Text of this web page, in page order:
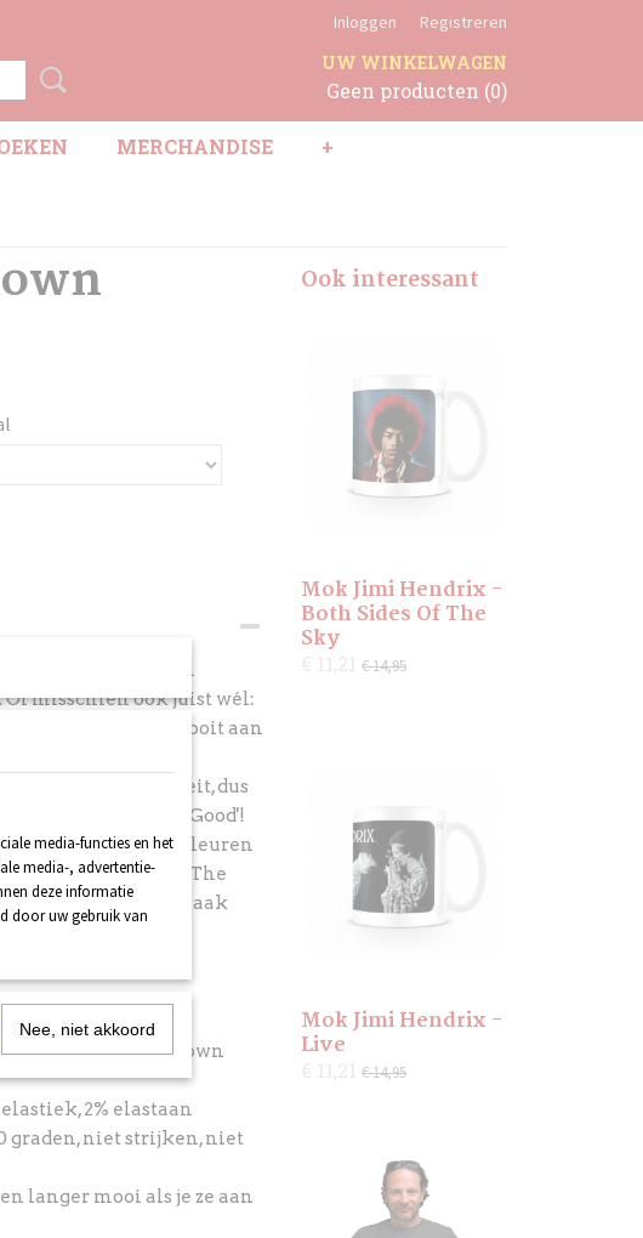
Inloggen Registreren
UW WINKELWAGEN
Geen producten (0)
MERCHANDISE +
van James Brown
misschien ook juist wél:
zien ze die kast nooit aan
absolute topkwaliteit, dus
'I Feeeeel Good'!
gebruik van de kleuren
een foto van The
James Brown niet vaak
keer op.
aan James Brown
2% elastaan
graden, niet strijken, niet
langer mooi als je ze aan
Ook interessant
Mok Jimi Hendrix -
Both Sides Of The
Sky
€ 14,95
Mok Jimi Hendrix -
Live
€ 14,95
media-functies en het
media-, advertentie-
deze informatie
door uw gebruik van
Nee, niet akkoord